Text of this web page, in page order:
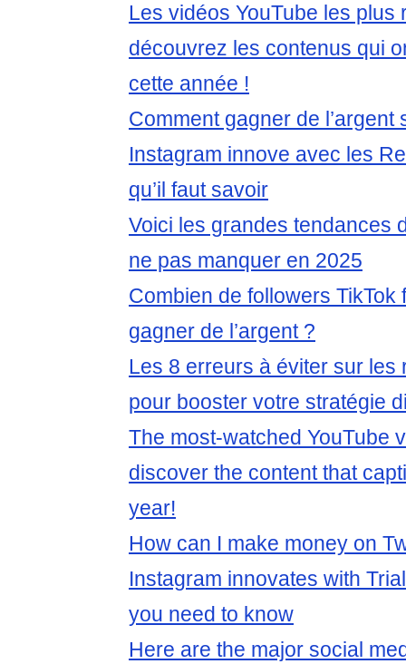
Les vidéos YouTube les plus
découvrez les contenus qui
cette année !
Comment gagner de l’argent
Instagram innove avec les
qu’il faut savoir
Voici les grandes tendances
ne pas manquer en 2025
Combien de followers TikTok
gagner de l’argent ?
Les 8 erreurs à éviter sur les
pour booster votre stratégie
The most-watched YouTube
discover the content that
year!
How can I make money on
Instagram innovates with
you need to know
Here are the major social